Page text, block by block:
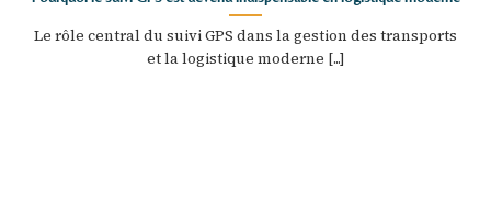
Le rôle central du suivi GPS dans la gestion des transports
et la logistique moderne [...]